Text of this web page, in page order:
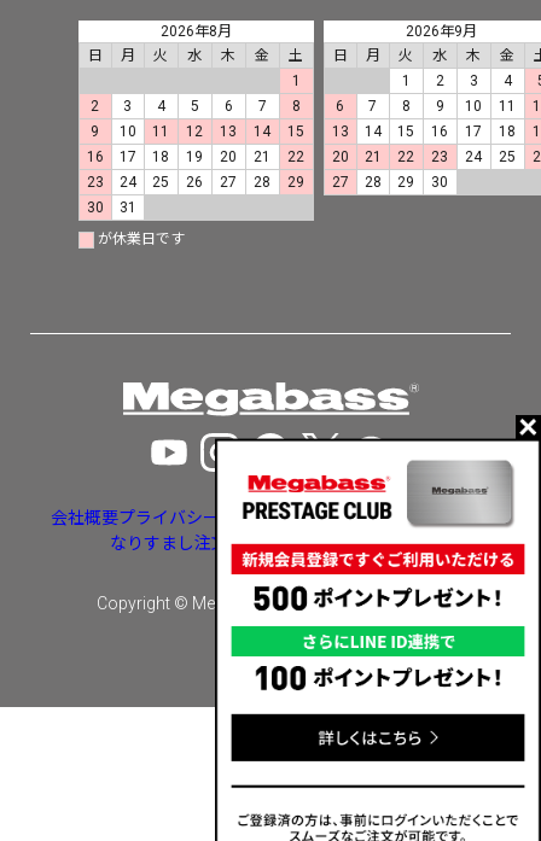
2026年8月
日
月 火 水 木 金
土
1
2
3 4 5 6 7
8
9
10 11 12 13 14
15
16
17 18 19 20 21
22
23
24 25 26 27 28
29
30
31
2026年9月
日
月 火 水 木 金
1
2 3 4
6
7 8 9 10 11
13
14 15 16 17 18
20
21 22 23 24 25
27
28 29 30
が休業日です
会社概要プライバシーポリシー特定商取引法に基づく表示
なりすまし注文・いたずら注文等への対応
Copyright © Megabass inc. All rights reserved.